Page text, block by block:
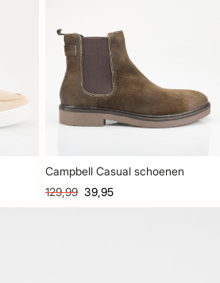
Campbell Casual schoenen
129,99 39,95